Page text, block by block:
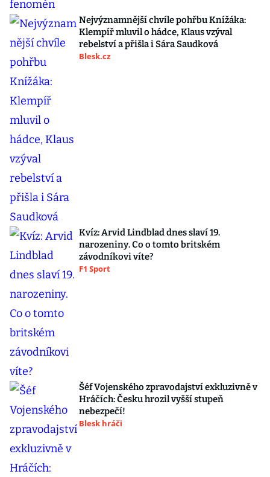
Nejvýznamnější chvíle pohřbu Knížáka:
Klempíř mluvil o hádce, Klaus vzýval
rebelství a přišla i Sára Saudková
Blesk.cz
Kvíz: Arvid Lindblad dnes slaví 19.
narozeniny. Co o tomto britském
závodníkovi víte?
F1 Sport
Šéf Vojenského zpravodajství exkluzivně v
Hráčích: Česku hrozil vyšší stupeň
nebezpečí!
Blesk hráči